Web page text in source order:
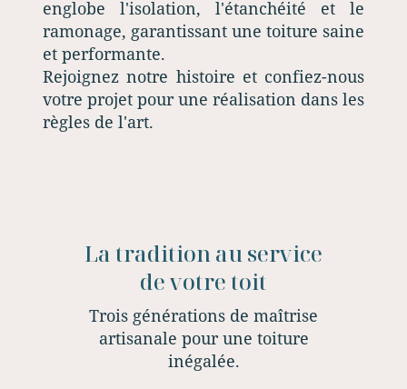
englobe l'isolation, l'étanchéité et le
ramonage, garantissant une toiture saine
et performante.
Rejoignez notre histoire et confiez-nous
votre projet pour une réalisation dans les
règles de l'art.
La tradition au service
de votre toit
Trois générations de maîtrise
artisanale pour une toiture
inégalée.